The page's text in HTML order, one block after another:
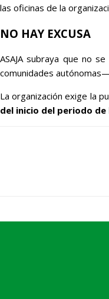
las oficinas de la
NO HAY EXCUSA
ASAJA subraya que no
comunidades
La organización exige la
del inicio del periodo de